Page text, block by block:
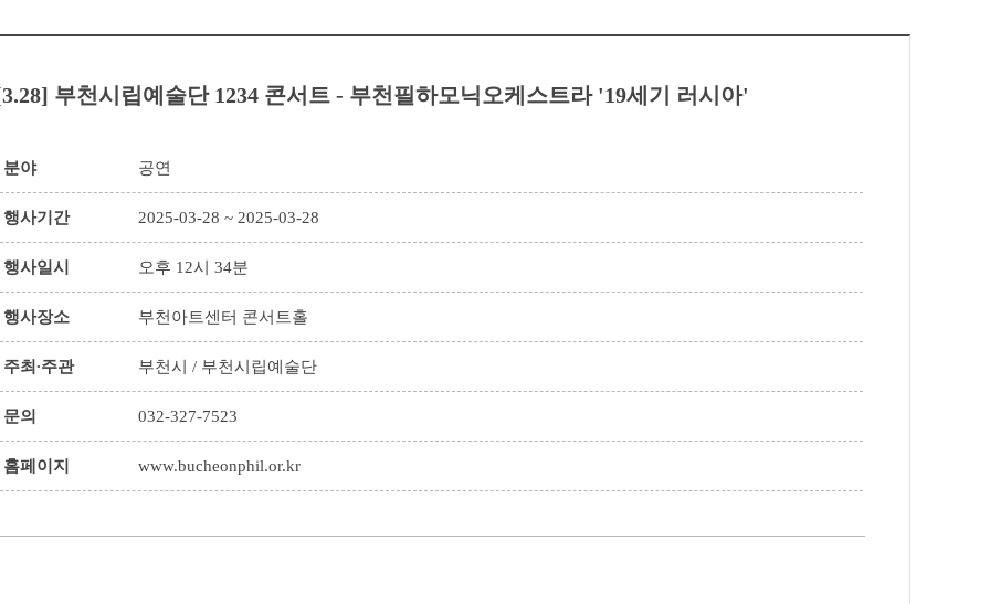
부천시립예술단 1234 콘서트 - 부천필하모닉오케스트라 '19세기 러시아'
분야 공연
행사기간 2025-03-28 ~ 2025-03-28
행사일시 오후 12시 34분
행사장소 부천아트센터 콘서트홀
주최∙주관 부천시 / 부천시립예술단
문의 032-327-7523
홈페이지 www.bucheonphil.or.kr